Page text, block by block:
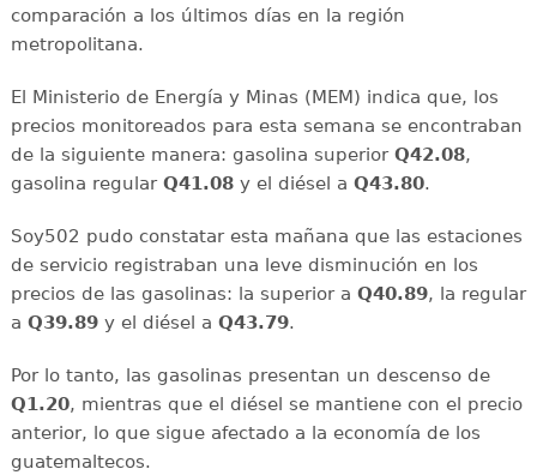
comparación a los últimos días en la región
metropolitana.
El Ministerio de Energía y Minas (MEM) indica que, los
precios monitoreados para esta semana se encontraban
de la siguiente manera: gasolina superior Q42.08,
gasolina regular Q41.08y el diésel a Q43.80.
Soy502 pudo constatar esta mañana que las estaciones
de servicio registraban una leve disminución en los
precios de las gasolinas: la superior a Q40.89, la regular
a Q39.89y el diésel a Q43.79.
Por lo tanto, las gasolinas presentan un descenso de
Q1.20, mientras que el diésel se mantiene con el precio
anterior, lo que sigue afectado a la economía de los
guatemaltecos.